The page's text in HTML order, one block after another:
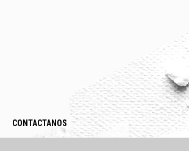
CONTACTANOS